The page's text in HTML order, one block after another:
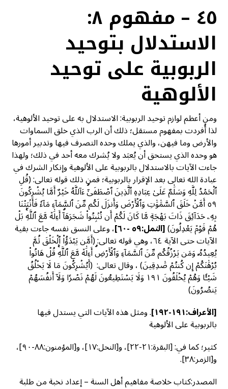
٤٥ – مفهوم ٨:
الاستدلال بتوحيد
الربوبية على توحيد
الألوهية
ومن أعظم لوازم توحيد الربوبية: الاستدلال به على توحيد الألوهية،
لذا أُفردت بمفهوم مستقل؛ ذلك أن الرب الذي خلق السماوات
والأرض وما فيهن، والذي يملك وحده التصرف فيها وتدبير أمورها
هو وحده الذي يستحق أن يُعبَد ولا يُشرك معه أحد في ذلك؛ ولهذا
جاءت الآيات بالاستدلال بالربوبية على الألوهية وإنكار الشرك في
عبادة الله تعالى بعد الإقرار بالربوبية؛ فمن ذلك قوله تعالى: (قُلِ
ٱلۡحَمۡدُ لِلَّهِ وَسَلَٰمٌ عَلَىٰ عِبَادِهِ ٱلَّذِينَ ٱصۡطَفَىٰٓۗ ءَآللَّهُ خَيۡرٌ أَمَّا يُشۡرِكُونَ
٥٩ أَمَّنۡ خَلَقَ ٱلسَّمَٰوَٰتِ وَٱلۡأَرۡضَ وَأَنزَلَ لَكُم مِّنَ ٱلسَّمَآءِ مَآءٗ فَأَنۢبَتۡنَا
بِهِۦ حَدَآئِقَ ذَاتَ بَهۡجَةٖ مَّا كَانَ لَكُمۡ أَن تُنۢبِتُواْ شَجَرَهَآۗ أَءِلَٰهٞ مَّعَ ٱللَّهِۚ بَلۡ
هُمۡ قَوۡمٞ يَعۡدِلُونَ)[النمل:٥٩ -٦٠] ، وعلى النسق نفسه جاءت بقية
الآيات حتى الآية ٦٤، وهي قوله تعالى: (أَمَّن يَبۡدَؤُاْ ٱلۡخَلۡقَ ثُمَّ
يُعِيدُهُۥ وَمَن يَرۡزُقُكُم مِّنَ ٱلسَّمَآءِ وَٱلۡأَرۡضِۗ أَءِلَٰهٞ مَّعَ ٱللَّهِۚ قُلۡ هَاتُواْ
بُرۡهَٰنَكُمۡ إِن كُنتُمۡ صَٰدِقِينَ) ، وقال تعالى: (أَيُشۡرِكُونَ مَا لَا يَخۡلُقُ
شَيۡـٔٗا وَهُمۡ يُخۡلَقُونَ ١٩١ وَلَا يَسۡتَطِيعُونَ لَهُمۡ نَصۡرٗا وَلَآ أَنفُسَهُمۡ
يَنصُرُونَ)
[الأعراف:١٩١-١٩٢] . ومثل هذه الآيات التي يستدل فيها
بالربوبية على الألوهية
كثير؛ كما في: [البقرة:٢١-٢٢]، و[النحل:١٧]، و[المؤمنون:٨٨-٩٠]،
و[الزمر:٣٨].
المصدر:كتاب خلاصة مفاهيم أهل السنة – إعداد نخبة من طلبة